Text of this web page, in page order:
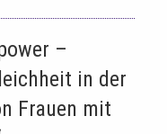
–
in der
Frauen mit